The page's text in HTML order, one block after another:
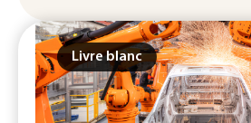
Livre blanc